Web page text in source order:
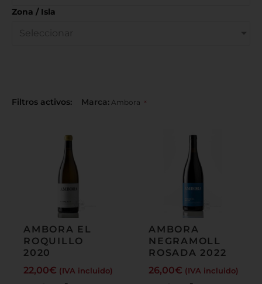
Zona / Isla
Seleccionar
Filtros activos: Marca: Ambora ×
AMBORA EL
ROQUILLO
2020
22,00€ (IVA incluido)
AMBORA
NEGRAMOLL
ROSADA 2022
26,00€ (IVA incluido)